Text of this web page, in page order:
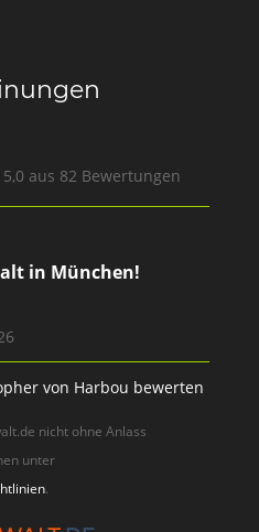
aus 82 Bewertungen
in München!
von Harbou bewerten
nicht ohne Anlass
unter
.